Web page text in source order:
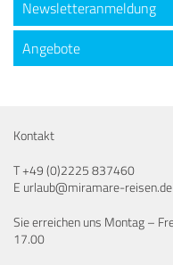
Newsletteranmeldung
Angebote
Kontakt
T+49 (0)2225 837460
E urlaub@miramare-reisen.de
Sie erreichen uns Montag –
17.00